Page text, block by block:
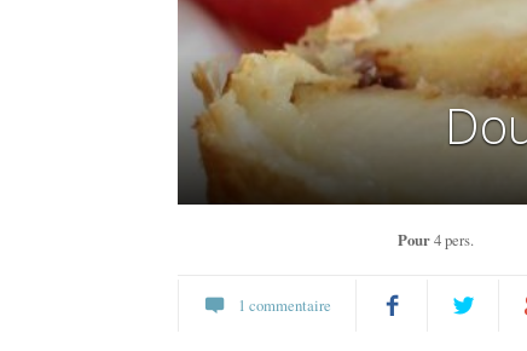
Pour4 pers.
1 commentaire